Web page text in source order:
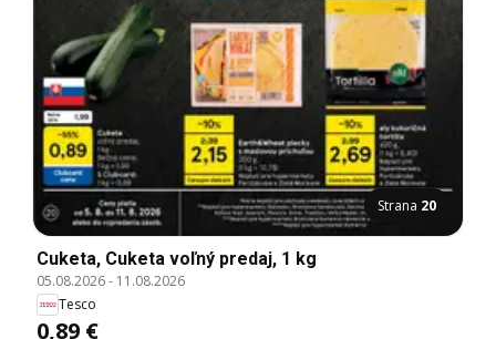
Strana 20
Cuketa, Cuketa voľný predaj, 1 kg
05.08.2026- 11.08.2026
Tesco
0,89 €